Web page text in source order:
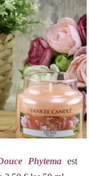
Phytema
est